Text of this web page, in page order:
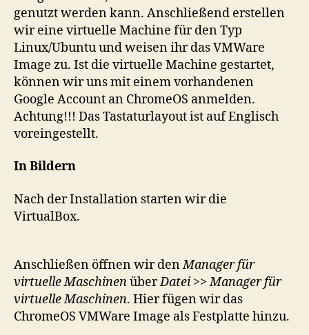
genutzt werden kann. Anschließend erstellen
wir eine virtuelle Machine für den Typ
Linux/Ubuntu und weisen ihr das VMWare
Image zu. Ist die virtuelle Machine gestartet,
können wir uns mit einem vorhandenen
Google Account an ChromeOS anmelden.
Achtung!!! Das Tastaturlayout ist auf Englisch
voreingestellt.
In Bildern
Nach der Installation starten wir die
VirtualBox.
Anschließen öffnen wir denManager für
virtuelle MaschinenüberDatei >> Manager für
virtuelle Maschinen. Hier fügen wir das
ChromeOS VMWare Image als Festplatte hinzu.